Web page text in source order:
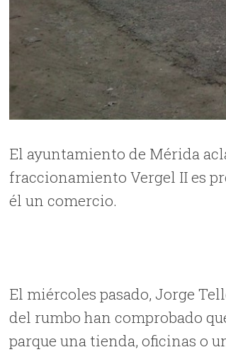
El ayuntamiento de Mérida
fraccionamiento Vergel II es
él un comercio.
El miércoles pasado, Jorge
del rumbo han comprobado
parque una tienda, oficinas o